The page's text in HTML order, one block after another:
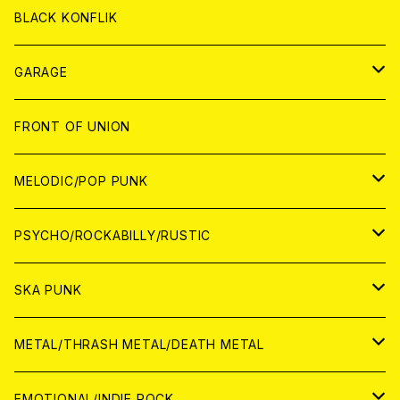
ANALOG
ANALOG
CD
ANALOG
BLACK KONFLIK
GARAGE
JAPAN
アナログ
CD
WORLD
アナログ
CD
FRONT OF UNION
MELODIC/POP PUNK
JAPAN
CD
ANALOG
WORLD
CD
ANALOG
PSYCHO/ROCKABILLY/RUSTIC
JAPAN
CD
ANALOG
WORLD
CD
SKA PUNK
JAPAN
CD
METAL/THRASH METAL/DEATH METAL